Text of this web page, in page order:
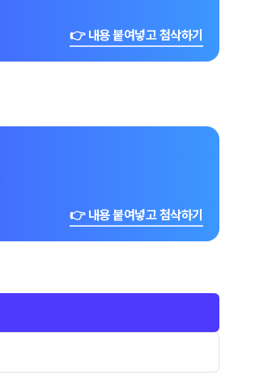
👉 내용 붙여넣고 첨삭하기
👉 내용 붙여넣고 첨삭하기